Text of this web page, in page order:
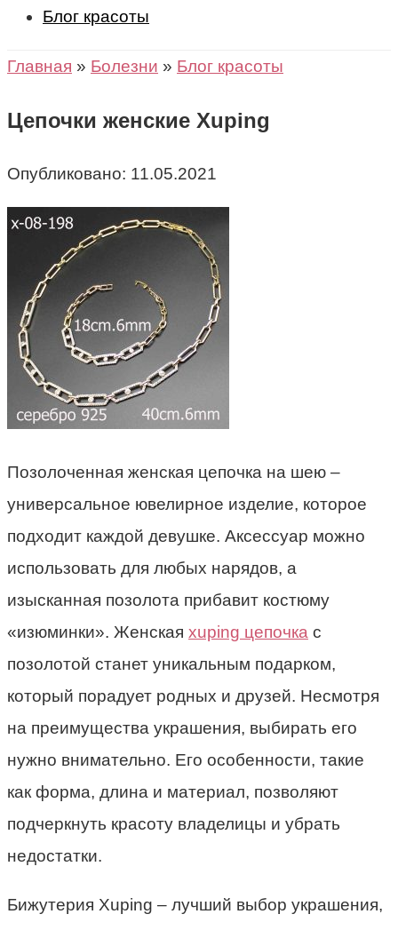
Блог красоты
Главная » Болезни » Блог красоты
Цепочки женские Хuping
Опубликовано: 11.05.2021
Позолоченная женская цепочка на шею –
универсальное ювелирное изделие, которое
подходит каждой девушке. Аксессуар можно
использовать для любых нарядов, а
изысканная позолота прибавит костюму
«изюминки». Женская xuping цепочка с
позолотой станет уникальным подарком,
который порадует родных и друзей. Несмотря
на преимущества украшения, выбирать его
нужно внимательно. Его особенности, такие
как форма, длина и материал, позволяют
подчеркнуть красоту владелицы и убрать
недостатки.
Бижутерия Xuping – лучший выбор украшения,